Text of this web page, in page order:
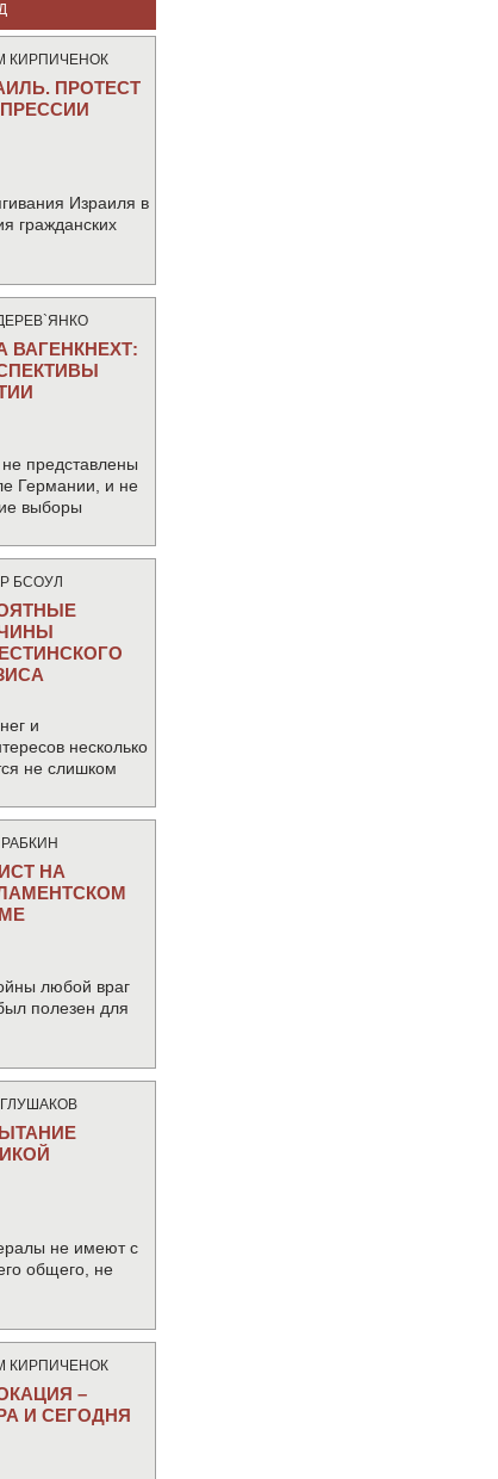
КИРПИЧЕНОК
ПРОТЕСТ
Израиля в
гражданских
ВАГЕНКНЕХТ:
представлены
Германии, и не
выборы
БСОУЛ
и
несколько
не слишком
НА
любой враг
полезен для
не имеют с
общего, не
КИРПИЧЕНОК
–
И СЕГОДНЯ